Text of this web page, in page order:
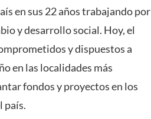
en sus 22 años trabajando por
y desarrollo social. Hoy, el
y dispuestos a
en las localidades más
fondos y proyectos en los
país.